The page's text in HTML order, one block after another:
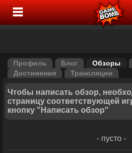
Профиль Блог Обзоры
Достижения
Трансляции
Чтобы написать обзор,
страницу соответствующей
кнопку "Написать обзор"
- пусто -